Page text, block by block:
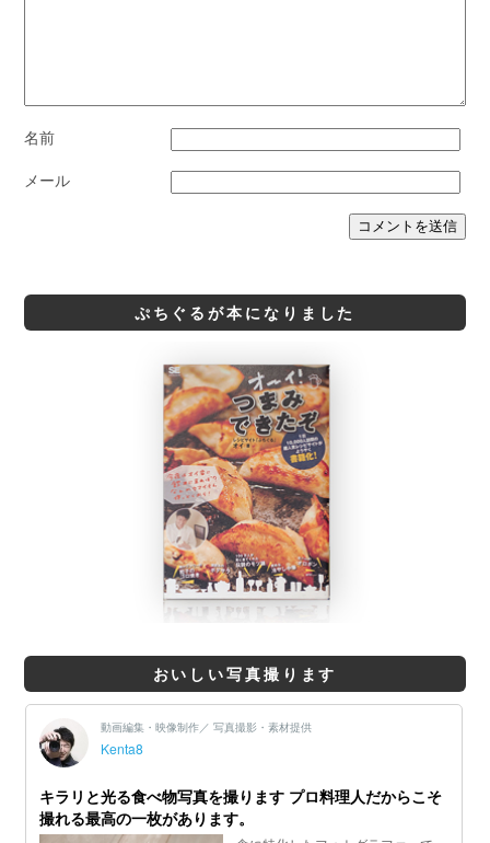
名前
メール
ぷちぐるが本になりました
おいしい写真撮ります